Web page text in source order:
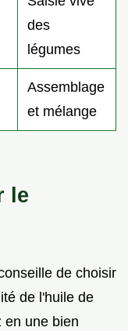
des
légumes
Assemblage
et mélange
le
de choisir
de l'huile de
en une bien